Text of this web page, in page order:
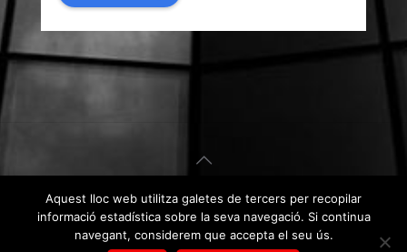
© Carpintería de Aluminio Barcelona. Disseny web perKiwop
Avís Legal|Política de Privacitat|Política de Cookies
Aquest lloc web utilitza galetes de tercers per recopilar
informació estadística sobre la seva navegació. Si continua
navegant, considerem que accepta el seu ús.